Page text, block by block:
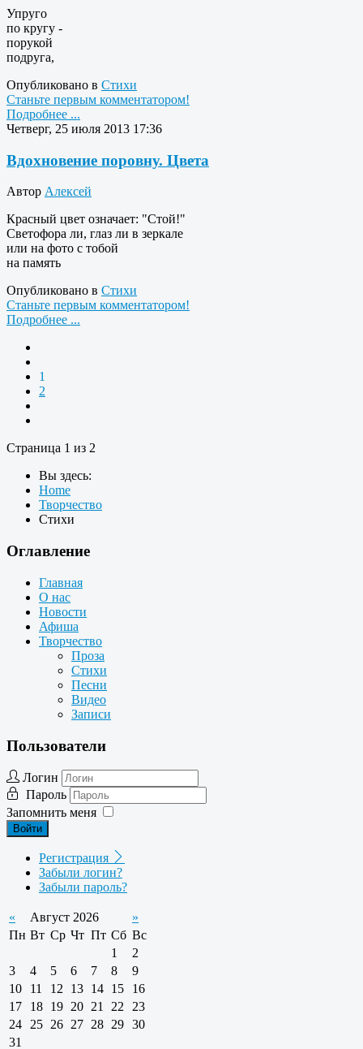
Упруго
по кругу -
порукой
подруга,
Опубликовано в Стихи
Станьте первым комментатором!
Подробнее ...
Четверг, 25 июля 2013 17:36
Вдохновение поровну. Цвета
Автор Алексей
Красный цвет означает: "Стой!"
Светофора ли, глаз ли в зеркале
или на фото с тобой
на память
Опубликовано в Стихи
Станьте первым комментатором!
Подробнее ...
1
2
Страница 1 из 2
Вы здесь:
Home
Творчество
Стихи
Оглавление
Главная
О нас
Новости
Афиша
Творчество
Проза
Стихи
Песни
Видео
Записи
Пользователи
Логин
Пароль
Запомнить меня
Войти
Регистрация
Забыли логин?
Забыли пароль?
« Август 2026
»
Пн Вт Ср Чт Пт Сб Вс
1
2
3
4 5 6 7 8
9
10
11 12 13 14 15
16
17
18 19 20 21 22
23
24
25 26 27 28 29 30
31